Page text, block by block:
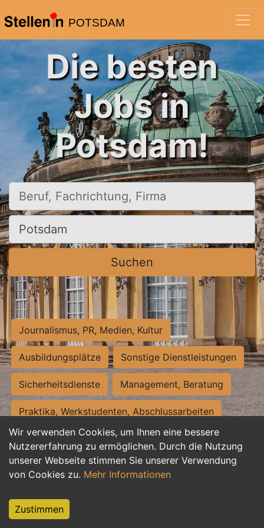
POTSDAM
Wir verwenden Cookies, um Ihnen eine bessere
Nutzererfahrung zu ermöglichen. Durch die Nutzung
unserer Webseite stimmen Sie unserer Verwendung
von Cookies zu. Mehr Informationen
Zustimmen
Die besten
Jobs in
Potsdam!
Beruf, Fachrichtung, Firma
Ort, Stadt
Suchen
Journalismus, PR, Medien, Kultur
Ausbildungsplätze Sonstige Dienstleistungen
Sicherheitsdienste Management, Beratung
Praktika, Werkstudenten, Abschlussarbeiten
Personalwesen Assistenz, Sekretariat
Hilfskräfte, Aushilfs- und Nebenjobs
Weiterbildung, Studium, duale Ausbildung